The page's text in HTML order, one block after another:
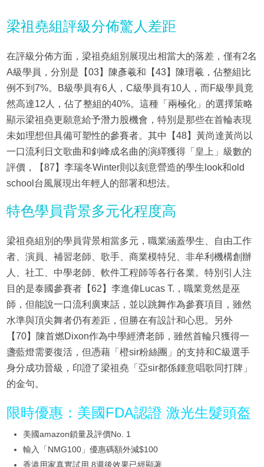
梁祖堯組評級分佈驚人差距
在評級分佈方面，梁祖堯組別展現出相當大的落差，僅有2名
A級學員，分別是【03】陳彥羲和【43】陳瑨羲，佔整組比
例不到7%。B級學員有6人，C級學員有10人，而F級學員竟
然高達12人，佔了整組的40%。這種「兩極化」的選擇策略
顯示梁祖堯更願意給予潛力股機會，特別是那些在首輪表現
未如理想但具備可塑性的參賽者。其中【48】黃尚達黃尚以
一口流利日文歌曲和釗峰成名曲的演繹獲得「皇上」級數的
評價，【87】李瑞冬Winter則以刻意營造的學生look和old
school台風展現出年輕人的部署和想法。
特色學員背景多元化程度高
梁祖堯組別的學員背景相當多元，職業涵蓋學生、自由工作
者、演員、補習老師、歌手、商業模特兒、非牟利機構創辦
人、社工、中學老師、軟件工程師等各行各業。特別引人注
目的是泰國參賽者【62】李進偉Lucas T.，職業竟然是巫
師，但能說一口流利廣東話，並以跳舞作為參賽項目，雖然
水準與頂尖舞者仍有差距，但勝在有設計和心思。另外
【70】陳首燃Dixon作為中學經濟老師，雖然首輪只獲得一
盞藍燈需要復活，但憑藉「橙sir粉絲團」的支持和C級選手
身分成功晉級，印證了梁祖堯「亞sir都係鍾意唱歌同打牌」
的金句。
限時優惠：美國FDA認證 激光生髮頭盔
美國amazon鎖量及評價No. 1
輸入「NMG100」優惠碼額外減$100
香港用家真實試用 8週後效果已經顯著